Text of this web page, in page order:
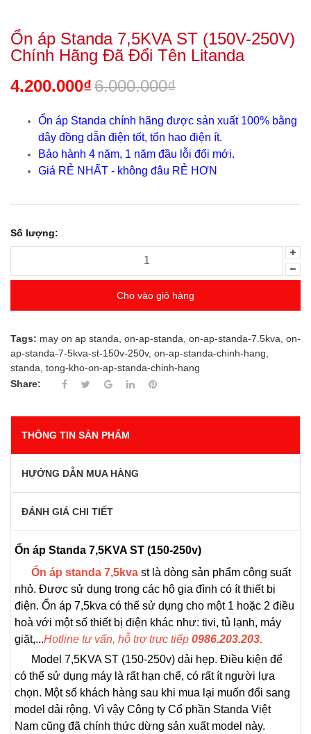
Ổn áp Standa 7,5KVA ST (150V-250V)
Chính Hãng Đã Đổi Tên Litanda
4.200.000₫6.000.000₫
Ổn áp Standa chính hãng được sản xuất 100% bằng
dây đồng dẫn điện tốt, tổn hao điện ít.
Bảo hành 4 năm, 1 năm đầu lỗi đổi mới.
Giá RẺ NHẤT - không đâu RẺ HƠN
Số lượng:
Cho vào giỏ hàng
Tags: may on ap standa on-ap-standa on-ap-standa-7.5kva on-
ap-standa-7-5kva-st-150v-250v, on-ap-standa-chinh-hang
standa tong-kho-on-ap-standa-chinh-hang
Share:
THÔNG TIN SẢN PHẨM
HƯỚNG DẪN MUA HÀNG
ĐÁNH GIÁ CHI TIẾT
Ổn áp Standa 7,5KVA ST (150-250v)
Ổn áp standa 7,5kva st là dòng sản phẩm công suất
nhỏ. Được sử dụng trong các hộ gia đình có ít thiết bị
điện. Ổn áp 7,5kva có thể sử dụng cho một 1 hoặc 2 điều
hoà với một số thiết bị điện khác như: tivi, tủ lạnh, máy
giặt,...Hotline tư vấn, hỗ trợ trực tiếp 0986.203.203.
Model 7,5KVA ST (150-250v) dải hẹp. Điều kiện để
có thể sử dụng máy là rất hạn chế, có rất ít người lựa
chọn. Một số khách hàng sau khi mua lại muốn đổi sang
model dải rộng. Vì vậy Công ty Cổ phần Standa Việt
Nam cũng đã chính thức dừng sản xuất model này.